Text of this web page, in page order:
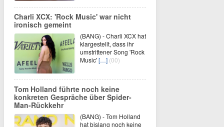
Charli XCX: 'Rock Music' war nicht
ironisch gemeint
(BANG) - Charli XCX hat
klargestellt, dass ihr
umstrittener Song 'Rock
Music'[…] (00)
Tom Holland führte noch keine
konkreten Gespräche über Spider-
Man-Rückkehr
(BANG) - Tom Holland
hat bislang noch keine